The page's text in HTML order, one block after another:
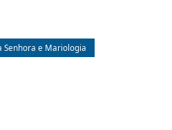
Senhora e Mariologia